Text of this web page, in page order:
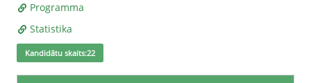
Programma
Statistika
Kandidātu skaits:22